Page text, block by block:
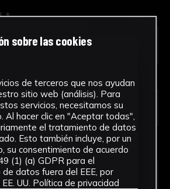
*
interesado/a*
de cartón (pequeña)
sobre las cookies
de terceros que nos ayudan
sitio web (análisis). Para
servicios, necesitamos su
Al hacer clic en "Aceptar todas",
el tratamiento de datos
Esto también incluye, por un
su consentimiento de acuerdo
(1) (a) GDPR para el
datos fuera del EEE, por
UU. Política de privacidad